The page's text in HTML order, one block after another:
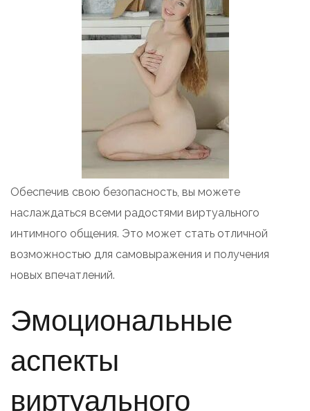
Обеспечив свою безопасность, вы можете
наслаждаться всеми радостями виртуального
интимного общения. Это может стать отличной
возможностью для самовыражения и получения
новых впечатлений.
Эмоциональные
аспекты
виртуального